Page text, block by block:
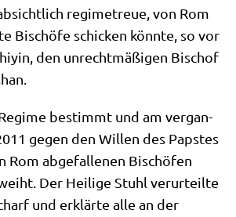
regime­treue, von Rom
Bischö­fe schicken könn­te, so vor
den unrecht­mä­ßi­gen Bischof
bestimmt und am ver­gan­
gegen den Wil­len des Pap­stes
Rom abge­fal­le­nen Bischö­fen
Der Hei­li­ge Stuhl ver­ur­teil­te
und erklär­te alle an der